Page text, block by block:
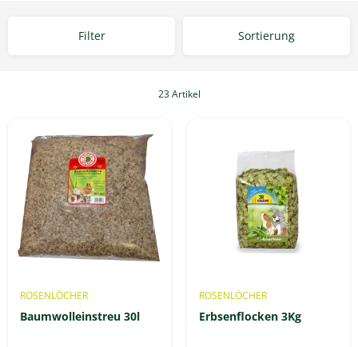
Filter Sortierung
23 Artikel
ROSENLÖCHER
Baumwolleinstreu 30l
ROSENLÖCHER
Erbsenflocken 3Kg